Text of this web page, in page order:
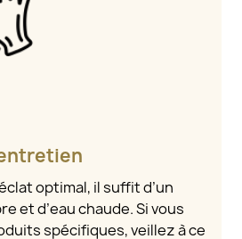
optimal, il suffit d’un
et d’eau chaude. Si vous
spécifiques, veillez à ce